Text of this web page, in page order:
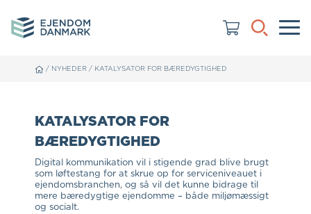
/ NYHEDER / KATALYSATOR FOR BÆREDYGTIGHED
KATALYSATOR FOR
BÆREDYGTIGHED
Digital kommunikation vil i stigende grad blive brugt
som løftestang for at skrue op for serviceniveauet i
ejendomsbranchen, og så vil det kunne bidrage til
mere bæredygtige ejendomme – både miljømæssigt
og socialt.